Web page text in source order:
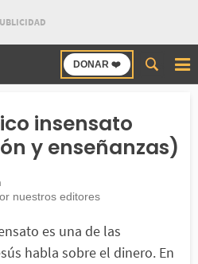
DONAR ❤️
insensato
y enseñanzas)
nuestros editores
es una de las
habla sobre el dinero. En